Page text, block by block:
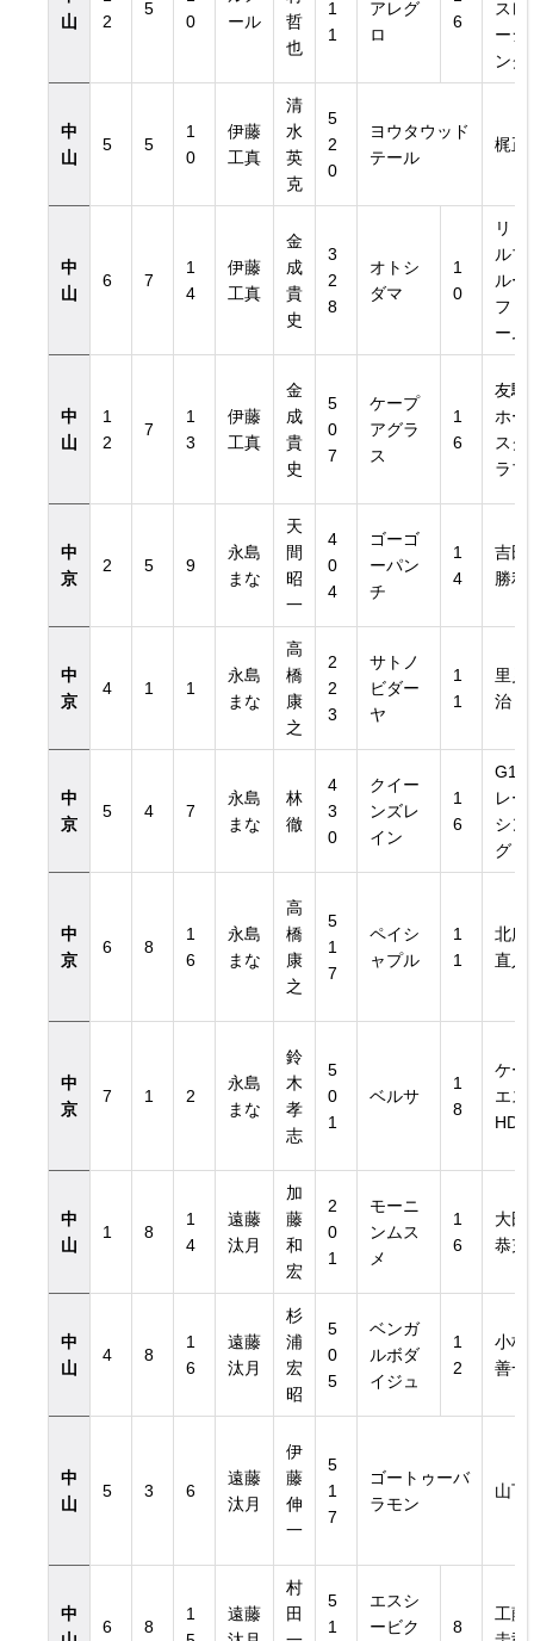
山
2
5
0
ール
哲
也
1
1
アレグ
ロ
6
スレ
ーシ
ング
中
山
5 5
1
0
伊藤
工真
清
水
英
克
5
2
0
ヨウタウッド
テール
梶正
中
山
6 7
1
4
伊藤
工真
金
成
貴
史
3
2
8
オトシ
ダマ
1
0
リト
ルブ
ルー
ファ
ーム
中
山
1
2
7
1
3
伊藤
工真
金
成
貴
史
5
0
7
ケープ
アグラ
ス
1
6
友駿
ホー
スク
ラブ
中
京
2 5 9
永島
まな
天
間
昭
一
4
0
4
ゴーゴ
ーパン
チ
1
4
吉田
勝利
中
京
4 1 1
永島
まな
高
橋
康
之
2
2
3
サトノ
ビダー
ヤ
1
1
里見
治
中
京
5 4 7
永島
まな
林
徹
4
3
0
クイー
ンズレ
イン
1
6
G1
レー
シン
グ
中
京
6 8
1
6
永島
まな
高
橋
康
之
5
1
7
ペイシ
ャプル
1
1
北所
直人
中
京
7 1 2
永島
まな
鈴
木
孝
志
5
0
1
ベルサ
1
8
ケー
エス
HD
中
山
1 8
1
4
遠藤
汰月
加
藤
和
宏
2
0
1
モーニ
ンムス
メ
1
6
大田
恭充
中
山
4 8
1
6
遠藤
汰月
杉
浦
宏
昭
5
0
5
ベンガ
ルボダ
イジュ
1
2
小林
善一
中
山
5 3 6
遠藤
汰月
伊
藤
伸
一
5
1
7
ゴートゥーバ
ラモン
山下
中
6 8
1
遠藤
村
田
5
1
エスシ
ービク
8
工藤